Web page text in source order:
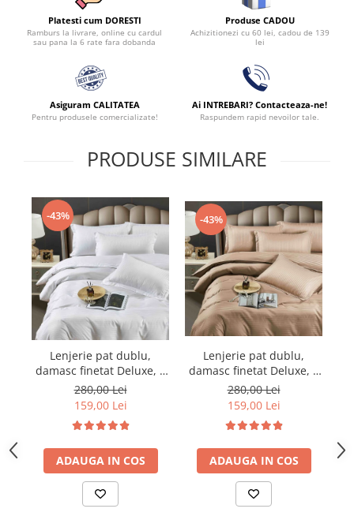
Platesti cum DORESTI
Ramburs la livrare, online cu cardul
sau pana la 6 rate fara dobanda
Produse CADOU
Achizitionezi cu 60 lei, cadou de 139
lei
Asiguram CALITATEA
Pentru produsele comercializate!
Ai INTREBARI? Contacteaza-ne!
Raspundem rapid nevoilor tale.
PRODUSE SIMILARE
-43%
Lenjerie pat dublu,
damasc finetat Deluxe, 6
piese, cearceaf pat cu
elastic, Alb
280,00 Lei
159,00 Lei
ADAUGA IN COS
-43%
Lenjerie pat dublu,
damasc finetat Deluxe, 6
piese, cearceaf pat cu
elastic, Maro
280,00 Lei
159,00 Lei
ADAUGA IN COS